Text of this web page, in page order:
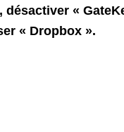
désactiver «
« Dropbox ».